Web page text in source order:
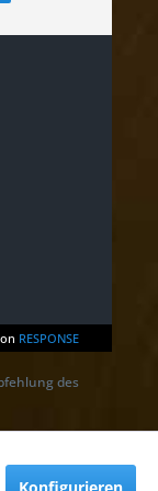
RESPONSE
des
Konfigurieren